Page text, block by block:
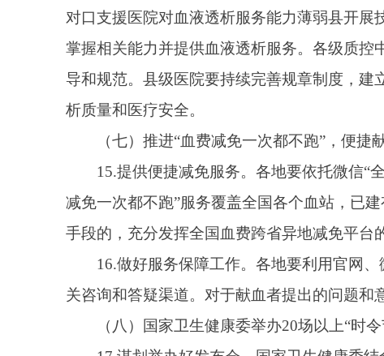
三、组织实施
（一）层层压实工作责任。2025年实施好八件为民
卫生健康、中医药、疾控部门主要负责人是本地区推进
化任务分工，精心部署实施。要加强定期调度，集中力
化技术路径等举措，充分调动工作人员积极性和主动性
理，提高服务便利性和有效性。
（三）建立监测评估机制。国家卫生健康委相关司
指导力度，强化过程控制和质量安全，及时研究解决遇
总结推广各地涌现出的好经验好做法，发挥示范引领作